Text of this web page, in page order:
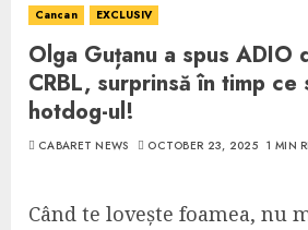
Cancan EXCLUSIV
Olga Guțanu a spus ADIO
CRBL, surprinsă în timp ce
hotdog-ul!
CABARET NEWS OCTOBER 23, 2025 1 MIN
Când te lovește foamea, nu